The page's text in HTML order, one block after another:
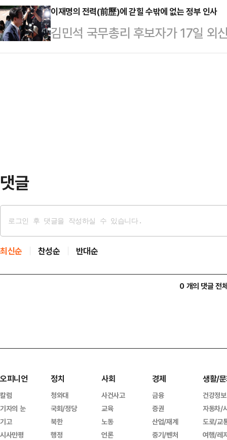
은 17일 송원석 원내대표와 초선
당대회는 가급적 빠르면 빠를 수록
원은 "지금 특검이 …
의힘 소속 배준영(간사)·김희정·곽
여의도 국회에서 기자회견을 열고
사청문회를 통해 이재명 정부의 국
이재명의 전력(前歷)에 갇힐 수밖에 없는 정부 인사
김민석 국무총리 후보자가 17일 외
해 제기되고 있는 의혹들에 대한 입
댓글
최신순 찬성순 반대순
0 개의 댓글 전
오피니언
칼럼
기자의 눈
기고
시사만평
정치
청와대
국회/정당
북한
행정
사회
사건사고
교육
노동
언론
경제
금융
증권
산업/재계
중기/벤처
생활/
건강정보
자동차/
도로/교
여행/레